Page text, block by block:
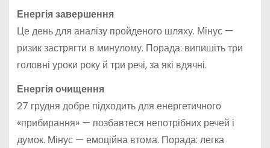
Енергія завершення
Це день для аналізу пройденого шляху. Мінус —
ризик застрягти в минулому. Порада: випишіть три
головні уроки року й три речі, за які вдячні.
Енергія очищення
27 грудня добре підходить для енергетичного
«прибирання» — позбавтеся непотрібних речей і
думок. Мінус — емоційна втома. Порада: легка